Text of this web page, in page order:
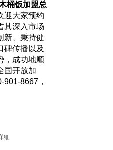
桶饭加盟总
迎大家预约
其深入市场
新、秉持健
碑传播以及
，成功地顺
国开放加
8667，
细